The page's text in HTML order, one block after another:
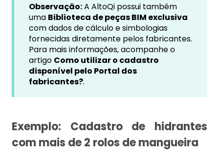
Observação:A AltoQi possui também
uma Biblioteca de peças BIM exclusiva
com dados de cálculo e simbologias
fornecidas diretamente pelos fabricantes.
Para mais informações, acompanhe o
artigo Como utilizar o cadastro
disponível pelo Portal dos
fabricantes?.
Exemplo: Cadastro de hidrantes
com mais de 2 rolos de mangueira